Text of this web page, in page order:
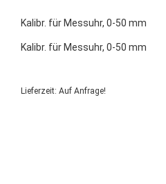
Kalibr. für Messuhr, 0-50 mm
Kalibr. für Messuhr, 0-50 mm
Lieferzeit: Auf Anfrage!